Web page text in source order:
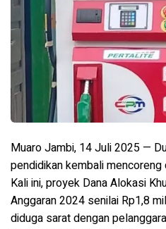
Muaro Jambi, 14 Juli 2025 —
pendidikan kembali mencoreng
Kali ini, proyek Dana Alokasi
Anggaran 2024 senilai Rp1,8
diduga sarat dengan